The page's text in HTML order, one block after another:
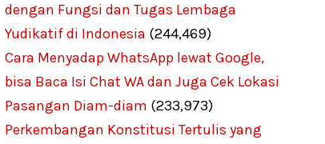
dengan Fungsi dan Tugas Lembaga
Yudikatif di Indonesia (244,469)
Cara Menyadap WhatsApp lewat Google,
bisa Baca Isi Chat WA dan Juga Cek Lokasi
Pasangan Diam-diam (233,973)
Perkembangan Konstitusi Tertulis yang